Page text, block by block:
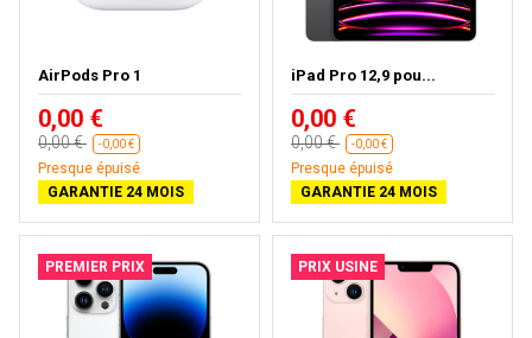
AirPods Pro 1
0,00 €
0,00 € -0,00 €
Presque épuisé
GARANTIE 24 MOIS
iPad Pro 12,9 pou...
0,00 €
0,00 € -0,00 €
Presque épuisé
GARANTIE 24 MOIS
PREMIER PRIX PRIX USINE